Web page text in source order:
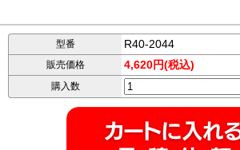
型番 R40-2044
販売価格 4,620円(税込)
購入数